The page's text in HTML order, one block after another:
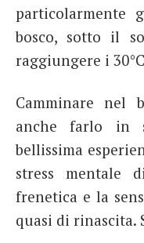
particolarmente
bosco, sotto il
raggiungere i
Camminare nel
anche farlo in
bellissima
stress mentale
frenetica e la
quasi di rinascita.